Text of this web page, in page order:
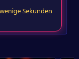
Sekunden